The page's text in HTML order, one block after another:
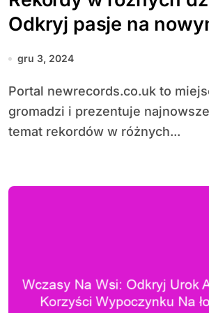
Odkryj pasje na
informacyjnym
gru 3, 2024
Portal newrecords.co.uk to miejsce, które
gromadzi i prezentuje
temat rekordów w różnych...